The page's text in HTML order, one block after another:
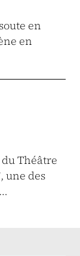
en
en
Théâtre
une des